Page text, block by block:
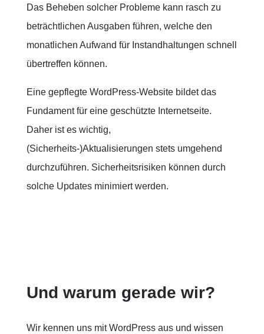
Das Beheben solcher Probleme kann rasch zu
beträchtlichen Ausgaben führen, welche den
monatlichen Aufwand für Instandhaltungen schnell
übertreffen können.
Eine gepflegte WordPress-Website bildet das
Fundament für eine geschützte Internetseite.
Daher ist es wichtig,
(Sicherheits-)Aktualisierungen stets umgehend
durchzuführen. Sicherheitsrisiken können durch
solche Updates minimiert werden.
Und warum gerade wir?
Wir kennen uns mit WordPress aus und wissen